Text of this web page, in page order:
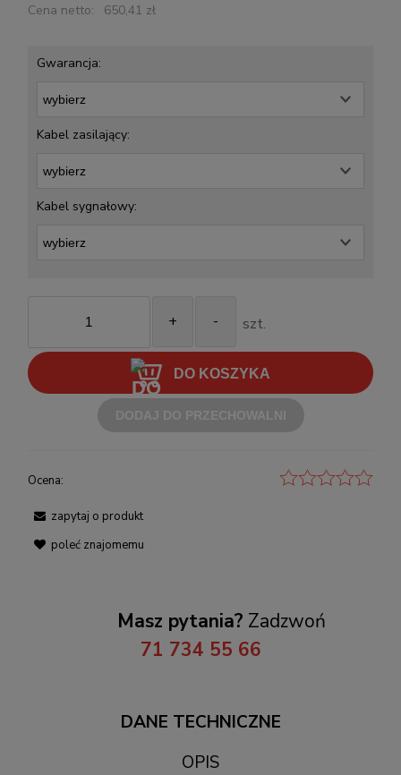
Cena netto: 650,41 zł
Gwarancja:
Kabel zasilający:
Kabel sygnałowy:
+ - szt.
DO KOSZYKA
Ocena:
zapytaj o produkt
poleć znajomemu
Masz pytania? Zadzwoń
71 734 55 66
DANE TECHNICZNE
OPIS